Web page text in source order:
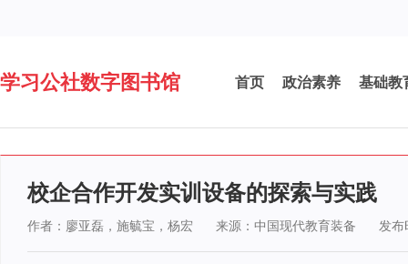
学习公社数字图书馆 首页 政治素养 基础教
校企合作开发实训设备的探索与实践
作者：廖亚磊，施毓宝，杨宏 来源：中国现代教育装备 发布